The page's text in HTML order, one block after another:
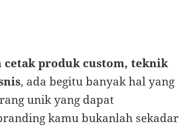
cetak produk custom, teknik
, ada begitu banyak hal yang
unik yang dapat
kamu bukanlah sekadar